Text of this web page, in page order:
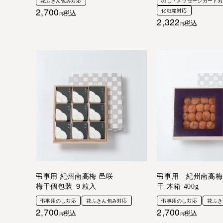
2,700 税込
化粧箱対応
2,322 税込
弔事用 紀州南高梅 邑咲
梅干個包装 ９粒入
弔事用のし対応
花ふきん包み対応
2,700 税込
弔事用 紀州南高梅
干 木箱 400g
弔事用のし対応
花ふ
2,700 税込